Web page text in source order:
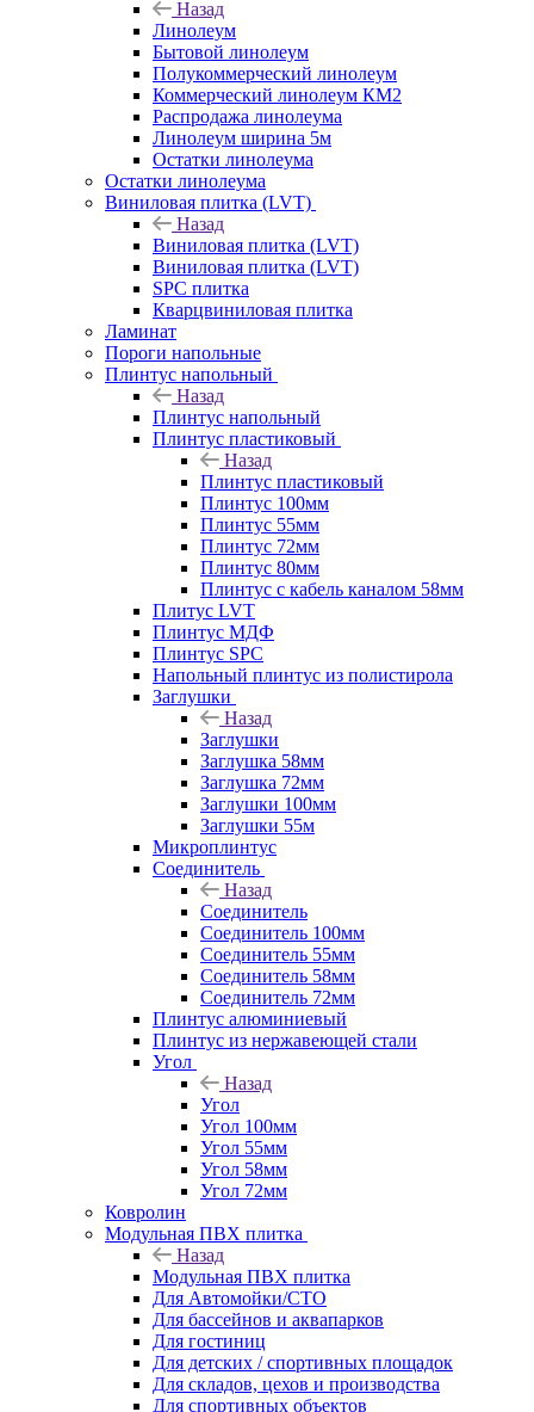
Назад
Линолеум
Бытовой линолеум
Полукоммерческий линолеум
Коммерческий линолеум КМ2
Распродажа линолеума
Линолеум ширина 5м
Остатки линолеума
Остатки линолеума
Виниловая плитка (LVT)
Назад
Виниловая плитка (LVT)
Виниловая плитка (LVT)
SPC плитка
Кварцвиниловая плитка
Ламинат
Пороги напольные
Плинтус напольный
Назад
Плинтус напольный
Плинтус пластиковый
Назад
Плинтус пластиковый
Плинтус 100мм
Плинтус 55мм
Плинтус 72мм
Плинтус 80мм
Плинтус с кабель каналом 58мм
Плитус LVT
Плинтус МДФ
Плинтус SPC
Напольный плинтус из полистирола
Заглушки
Назад
Заглушки
Заглушка 58мм
Заглушка 72мм
Заглушки 100мм
Заглушки 55м
Микроплинтус
Соединитель
Назад
Соединитель
Соединитель 100мм
Соединитель 55мм
Соединитель 58мм
Соединитель 72мм
Плинтус алюминиевый
Плинтус из нержавеющей стали
Угол
Назад
Угол
Угол 100мм
Угол 55мм
Угол 58мм
Угол 72мм
Ковролин
Модульная ПВХ плитка
Назад
Модульная ПВХ плитка
Для Автомойки/СТО
Для бассейнов и аквапарков
Для гостиниц
Для детских / спортивных площадок
Для складов, цехов и производства
Для спортивных объектов